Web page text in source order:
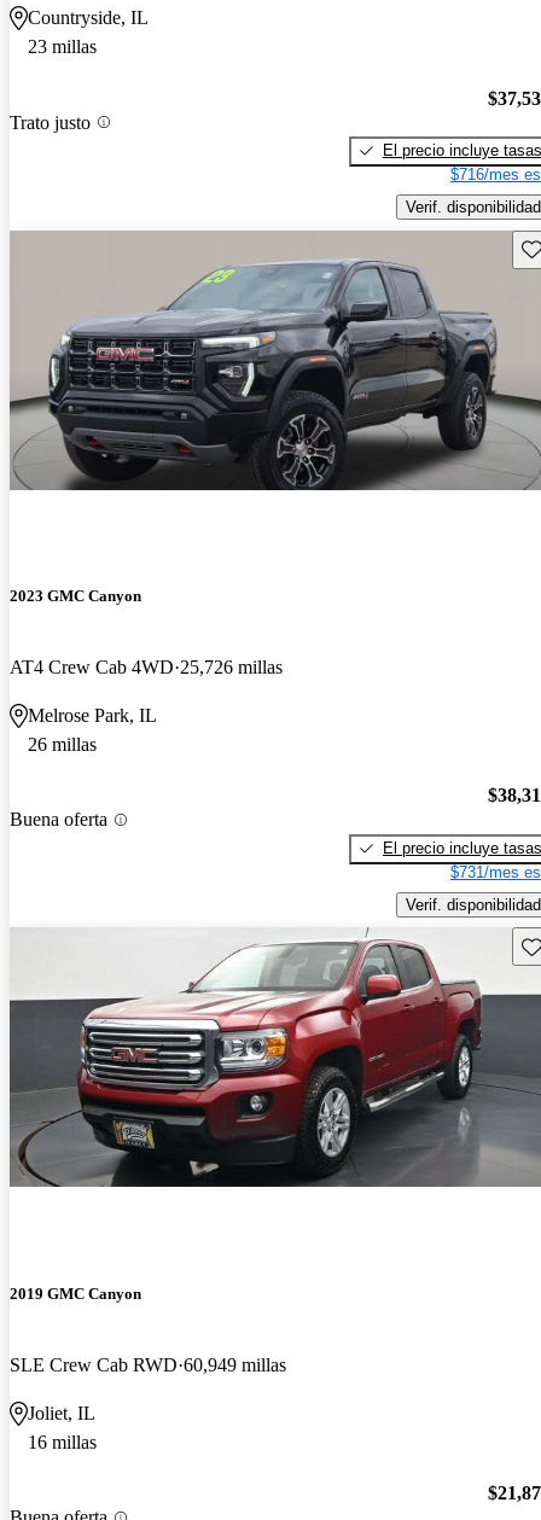
Countryside, IL
23 millas
Trato justo
El precio incluye tasas
$716/mes
Verif. disponibilidad
2023 GMC Canyon
AT4 Crew Cab 4WD 25,726 millas
Melrose Park, IL
26 millas
Buena oferta
El precio incluye tasas
$731/mes
Verif. disponibilidad
2019 GMC Canyon
SLE Crew Cab RWD 60,949 millas
Joliet, IL
16 millas